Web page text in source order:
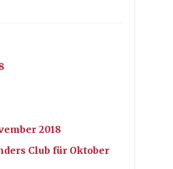
2018
Club für Oktober